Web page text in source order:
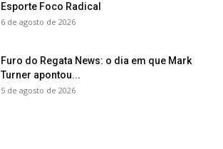
Esporte Foco Radical
6 de agosto de 2026
Furo do Regata News: o dia em que Mark
Turner apontou...
5 de agosto de 2026